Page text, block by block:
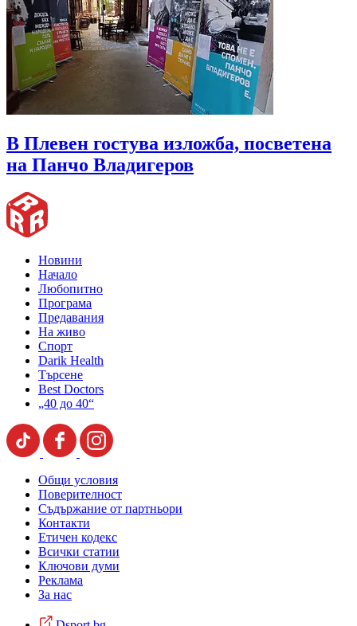
В Плевен гостува изложба, посветена
на Панчо Владигеров
Новини
Начало
Любопитно
Програма
Предавания
На живо
Спорт
Darik Health
Търсене
Best Doctors
„40 до 40“
Общи условия
Поверителност
Съдържание от партньори
Контакти
Етичен кодекс
Всички статии
Ключови думи
Реклама
За нас